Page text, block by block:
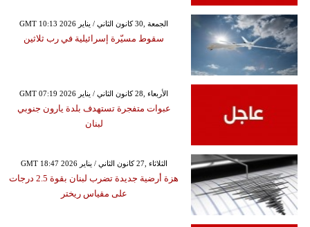
GMT 10:13 2026 الجمعة ,30 كانون الثاني / يناير
سقوط مسيّرة إسرائيلية في رب ثلاثين
GMT 07:19 2026 الأربعاء ,28 كانون الثاني / يناير
عبوات متفجرة تستهدف بلدة يارون جنوبي
لبنان
GMT 18:47 2026 الثلاثاء ,27 كانون الثاني / يناير
هزة أرضية جديدة تضرب لبنان بقوة 2.5 درجات
على مقياس ريختر